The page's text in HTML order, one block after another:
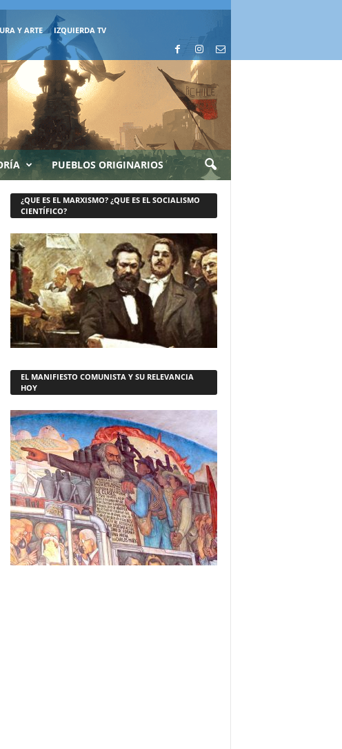
Y ARTE IZQUIERDA TV
PUEBLOS ORIGINARIOS
¿QUE ES EL MARXISMO? ¿QUE ES EL SOCIALISMO
CIENTÍFICO?
EL MANIFIESTO COMUNISTA Y SU RELEVANCIA
HOY